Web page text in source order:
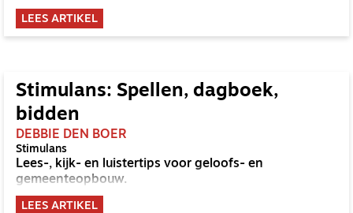
LEES ARTIKEL
Stimulans: Spellen, dagboek,
bidden
DEBBIE DEN BOER
Stimulans
Lees-, kijk- en luistertips voor geloofs- en
gemeenteopbouw.
LEES ARTIKEL